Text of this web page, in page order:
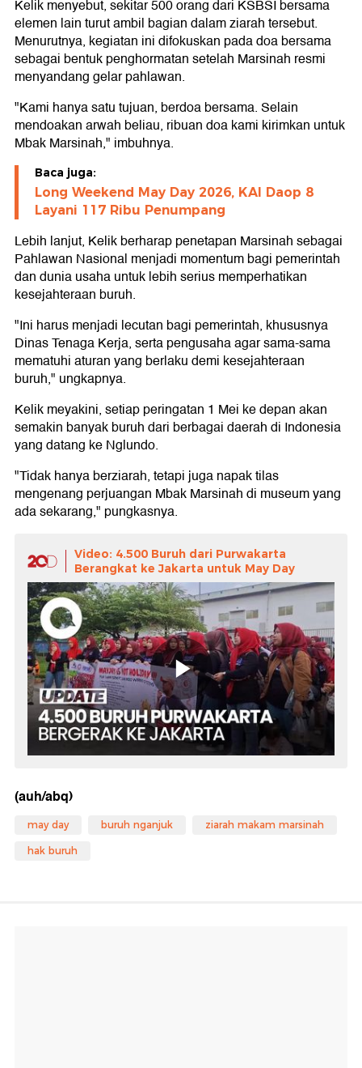
Kelik menyebut, sekitar 500 orang dari KSBSI bersama
elemen lain turut ambil bagian dalam ziarah tersebut.
Menurutnya, kegiatan ini difokuskan pada doa bersama
sebagai bentuk penghormatan setelah Marsinah resmi
menyandang gelar pahlawan.
"Kami hanya satu tujuan, berdoa bersama. Selain
mendoakan arwah beliau, ribuan doa kami kirimkan untuk
Mbak Marsinah," imbuhnya.
Baca juga:
Long Weekend May Day 2026, KAI Daop 8
Layani 117 Ribu Penumpang
Lebih lanjut, Kelik berharap penetapan Marsinah sebagai
Pahlawan Nasional menjadi momentum bagi pemerintah
dan dunia usaha untuk lebih serius memperhatikan
kesejahteraan buruh.
"Ini harus menjadi lecutan bagi pemerintah, khususnya
Dinas Tenaga Kerja, serta pengusaha agar sama-sama
mematuhi aturan yang berlaku demi kesejahteraan
buruh," ungkapnya.
Kelik meyakini, setiap peringatan 1 Mei ke depan akan
semakin banyak buruh dari berbagai daerah di Indonesia
yang datang ke Nglundo.
"Tidak hanya berziarah, tetapi juga napak tilas
mengenang perjuangan Mbak Marsinah di museum yang
ada sekarang," pungkasnya.
Video: 4.500 Buruh dari Purwakarta
Berangkat ke Jakarta untuk May Day
(auh/abq)
may day buruh nganjuk ziarah makam marsinah
hak buruh